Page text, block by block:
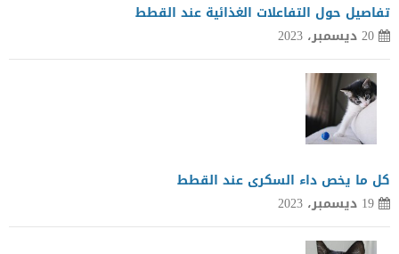
تفاصيل حول التفاعلات الغذائية عند القطط
20 ديسمبر، 2023
كل ما يخص داء السكرى عند القطط
19 ديسمبر، 2023